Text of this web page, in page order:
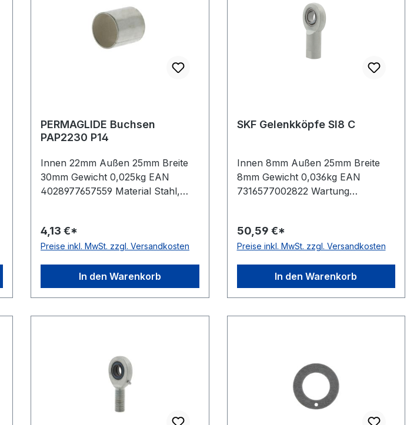
PERMAGLIDE Buchsen
PAP2230 P14
Innen 22mm Außen 25mm Breite
30mm Gewicht 0,025kg EAN
4028977657559 Material Stahl,
Anwendungen Temperaturbereich
-200 bis +280 °C
4,13 €*
Preise inkl. MwSt. zzgl. Versandkosten
In den Warenkorb
SKF Gelenkköpfe SI8 C
Innen 8mm Außen 25mm Breite
8mm Gewicht 0,036kg EAN
7316577002822 Wartung
Dichtung keine, offenes Lager
Gewinderichtung Rechtsgewinde
Sinterbronze Schmierbohrung
ohne Schmierbohrung
50,59 €*
Preise inkl. MwSt. zzgl. Versandkosten
In den Warenkorb